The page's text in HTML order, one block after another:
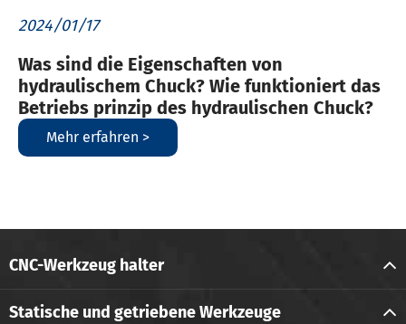
2024/01/17
Was sind die Eigenschaften von
hydraulischem Chuck? Wie funktioniert das
Betriebs prinzip des hydraulischen Chuck?
Mehr erfahren >
CNC-Werkzeug halter
Statische und getriebene Werkzeuge